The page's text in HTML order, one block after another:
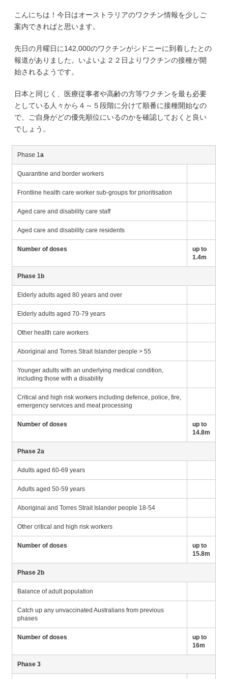
こんにちは！今日はオーストラリアのワクチン情報を少しご
案内できればと思います。
先日の月曜日に142,000のワクチンがシドニーに到着したとの
報道がありました。いよいよ２２日よりワクチンの接種が開
始されるようです。
日本と同じく、医療従事者や高齢の方等ワクチンを最も必要
としている人々から４～５段階に分けて順番に接種開始なの
で、ご自身がどの優先順位にいるのかを確認しておくと良い
でしょう。
Phase 1a
Quarantine and border workers
Frontline health care worker sub-groups for prioritisation
Aged care and disability care staff
Aged care and disability care residents
Number of doses
up to
1.4m
Phase 1b
Elderly adults aged 80 years and over
Elderly adults aged 70-79 years
Other health care workers
Aboriginal and Torres Strait Islander people > 55
Younger adults with an underlying medical condition,
including those with a disability
Critical and high risk workers including defence, police, fire,
emergency services and meat processing
Number of doses
up to
14.8m
Phase 2a
Adults aged 60-69 years
Adults aged 50-59 years
Aboriginal and Torres Strait Islander people 18-54
Other critical and high risk workers
Number of doses
up to
15.8m
Phase 2b
Balance of adult population
Catch up any unvaccinated Australians from previous
phases
Number of doses
up to
16m
Phase 3